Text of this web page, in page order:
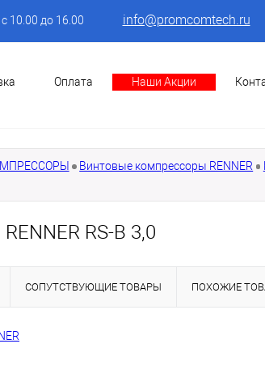
10.00 до 16.00 info@promcomtech.ru
Оплата Наши Акции
Винтовые компрессоры RENNER
RS-B 3,0
СОПУТСТВУЮЩИЕ ТОВАРЫ ПОХОЖИЕ